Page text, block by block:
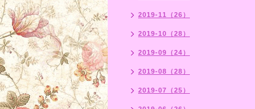
2019-11（26）
2019-10（28）
2019-09（24）
2019-08（28）
2019-07（25）